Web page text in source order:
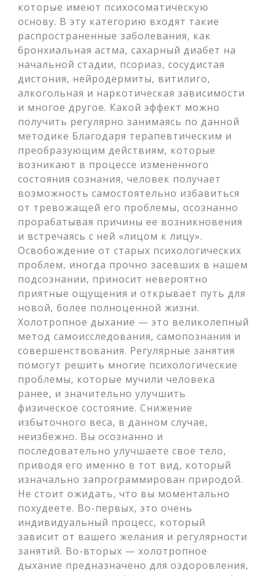
которые имеют психосоматическую
основу. В эту категорию входят такие
распространенные заболевания, как
бронхиальная астма, сахарный диабет на
начальной стадии, псориаз, сосудистая
дистония, нейродермиты, витилиго,
алкогольная и наркотическая зависимости
и многое другое. Какой эффект можно
получить регулярно занимаясь по данной
методике Благодаря терапевтическим и
преобразующим действиям, которые
возникают в процессе измененного
состояния сознания, человек получает
возможность самостоятельно избавиться
от тревожащей его проблемы, осознанно
прорабатывая причины ее возникновения
и встречаясь с ней «лицом к лицу».
Освобождение от старых психологических
проблем, иногда прочно засевших в нашем
подсознании, приносит невероятно
приятные ощущения и открывает путь для
новой, более полноценной жизни.
Холотропное дыхание — это великолепный
метод самоисследования, самопознания и
совершенствования. Регулярные занятия
помогут решить многие психологические
проблемы, которые мучили человека
ранее, и значительно улучшить
физическое состояние. Снижение
избыточного веса, в данном случае,
неизбежно. Вы осознанно и
последовательно улучшаете свое тело,
приводя его именно в тот вид, который
изначально запрограммирован природой.
Не стоит ожидать, что вы моментально
похудеете. Во-первых, это очень
индивидуальный процесс, который
зависит от вашего желания и регулярности
занятий. Во-вторых — холотропное
дыхание предназначено для оздоровления,